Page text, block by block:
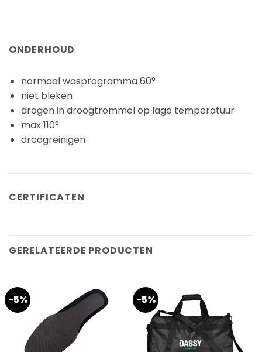
ONDERHOUD
normaal wasprogramma 60°
niet bleken
drogen in droogtrommel op lage temperatuur
max 110°
droogreinigen
CERTIFICATEN
GERELATEERDE PRODUCTEN
-5% -5%